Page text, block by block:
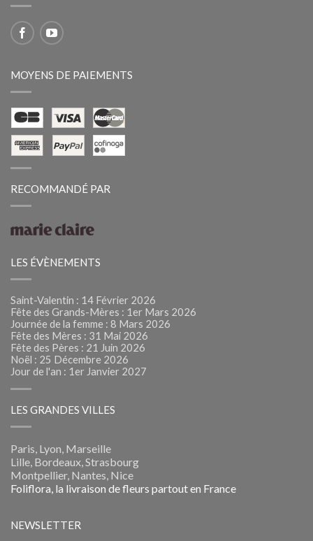
MOYENS DE PAIEMENTS
RECOMMANDÉ PAR
LES ÉVÈNEMENTS
Saint-Valentin : 14 Février 2026
Fête des Grands-Mères : 1er Mars 2026
Journée de la femme : 8 Mars 2026
Fête des Mères : 31 Mai 2026
Fête des Pères : 21 Juin 2026
Noël : 25 Décembre 2026
Jour de l'an : 1er Janvier 2027
LES GRANDES VILLES
Paris, Lyon, Marseille
Lille, Bordeaux, Strasbourg
Montpellier, Nantes, Nice
Foliflora, la livraison de fleurs partout en France
NEWSLETTER